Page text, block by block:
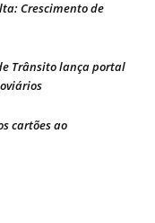
Crescimento de
Trânsito lança portal
cartões ao